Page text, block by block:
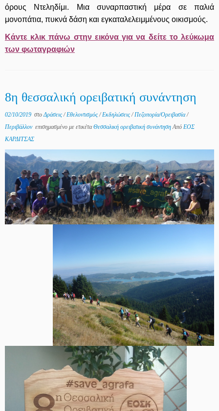
όρους Ντεληδίμι. Μια συναρπαστική μέρα σε παλιά
μονοπάτια, πυκνά δάση και εγκαταλελειμμένους οικισμούς.
Κάντε κλικ πάνω στην εικόνα για να δείτε το λεύκωμα
των φωταγραφιών
8η θεσσαλική ορειβατική συνάντηση
02/10/2019 στοΔράσεις/Εθελοντισμός/Εκδηλώσεις/Πεζοπορία/Ορειβασία/
Περιβάλλον επισημασμένο με ετικέταΘεσσαλική ορειβατική συνάντησηΑπό ΕΟΣ
ΚΑΡΔΙΤΣΑΣ